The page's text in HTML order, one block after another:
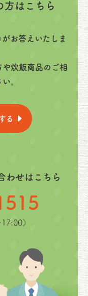
方はこちら
お答えいたしま
炊飯商品のご相
。
る
わせはこちら
）